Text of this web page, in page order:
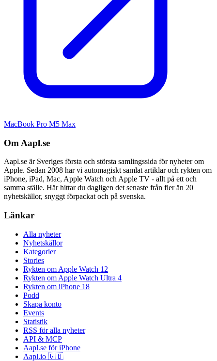
MacBook Pro M5 Max
Om Aapl.se
Aapl.se är Sveriges första och största samlingssida för nyheter om
Apple. Sedan 2008 har vi automagiskt samlat artiklar och rykten om
iPhone, iPad, Mac, Apple Watch och Apple TV - allt på ett och
samma ställe. Här hittar du dagligen det senaste från fler än 20
nyhetskällor, snyggt förpackat och på svenska.
Länkar
Alla nyheter
Nyhetskällor
Kategorier
Stories
Rykten om Apple Watch 12
Rykten om Apple Watch Ultra 4
Rykten om iPhone 18
Podd
Skapa konto
Events
Statistik
RSS för alla nyheter
API & MCP
Aapl.se för iPhone
Aapl.io 🇬🇧